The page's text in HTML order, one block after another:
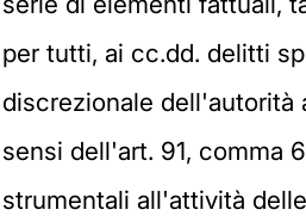
per tutti, ai cc.dd. delitti
discrezionale dell'autorità
sensi dell'art. 91, comma
strumentali all'attività